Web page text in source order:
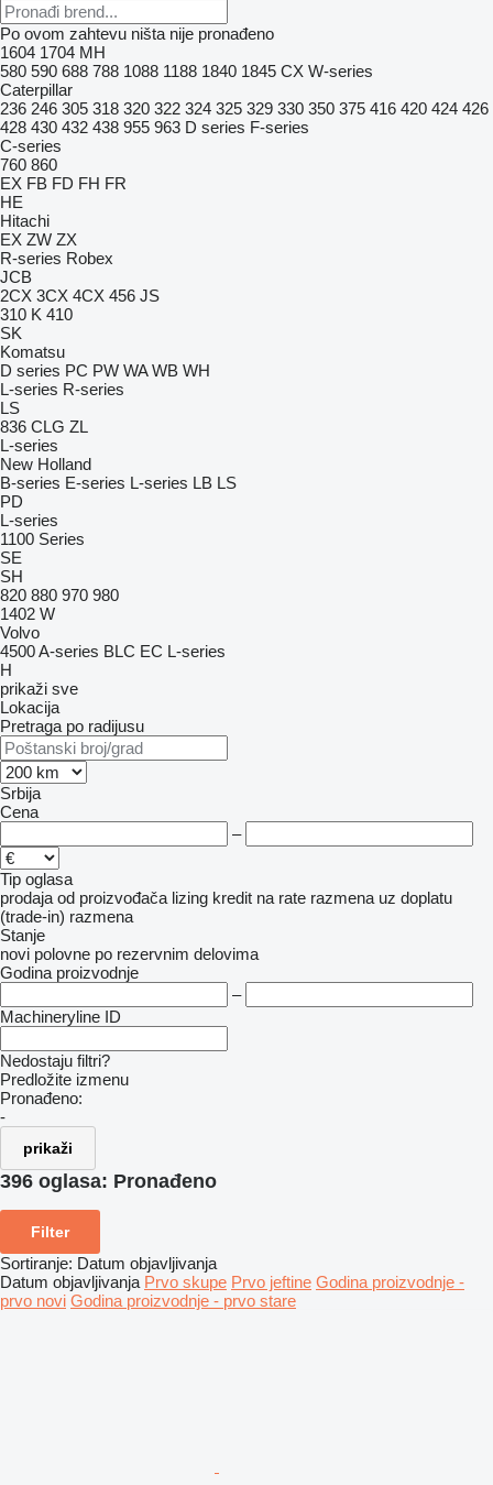
Po ovom zahtevu ništa nije pronađeno
1604 1704 MH
580 590 688 788 1088 1188 1840 1845 CX W-series
Caterpillar
236 246 305 318 320 322 324 325 329 330 350 375 416 420 424 426
428 430 432 438 955 963 D series F-series
C-series
760 860
EX FB FD FH FR
HE
Hitachi
EX ZW ZX
R-series Robex
JCB
2CX 3CX 4CX 456 JS
310 K 410
SK
Komatsu
D series PC PW WA WB WH
L-series R-series
LS
836 CLG ZL
L-series
New Holland
B-series E-series L-series LB LS
PD
L-series
1100 Series
SE
SH
820 880 970 980
1402 W
Volvo
4500A-series BLC EC L-series
H
prikaži sve
Lokacija
Pretraga po radijusu
Srbija
Cena
–
Tip oglasa
prodaja od proizvođača lizing kredit na rate razmena uz doplatu
(trade-in) razmena
Stanje
novi polovne po rezervnim delovima
Godina proizvodnje
–
Machineryline ID
Nedostaju filtri?
Predložite izmenu
Pronađeno:
-
prikaži
396 oglasa: Pronađeno
Filter
Sortiranje: Datum objavljivanja
Datum objavljivanja Prvo skupe Prvo jeftine Godina proizvodnje -
prvo novi Godina proizvodnje - prvo stare